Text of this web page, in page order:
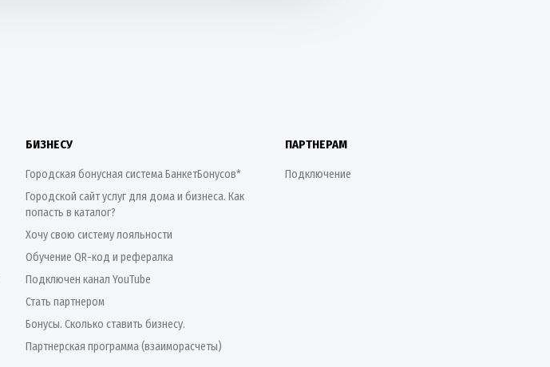
БИЗНЕСУ
Городская бонусная система БанкетБонусов*
Городской сайт услуг для дома и бизнеса. Как
попасть в каталог?
Хочу свою систему лояльности
Обучение QR-код и рефералка
Подключен канал YouTube
Стать партнером
Бонусы. Сколько ставить бизнесу.
Партнерская программа (взаиморасчеты)
ПАРТНЕРАМ
Подключение